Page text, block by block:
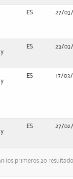
ES 27/
ES 23/
ES 17/
ES 27/
los primeros 20